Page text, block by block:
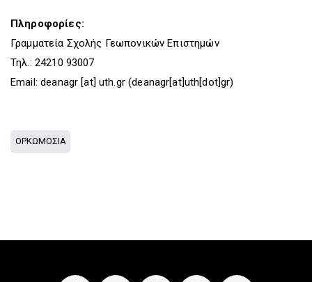
Πληροφορίες:
Γραμματεία Σχολής Γεωπονικών Επιστημών
Τηλ.: 24210 93007
Email:deanagr [at]uth.gr(deanagr[at]uth[dot]gr)
ΟΡΚΩΜΟΣΙΑ